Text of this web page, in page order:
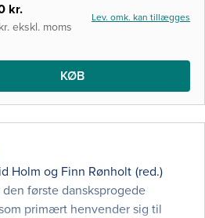
k
kr.
ekskl. moms
Lev. omk. kan tillægges
KØB
Holm og Finn Rønholt (red.)
den første dansksprogede
primært henvender sig til